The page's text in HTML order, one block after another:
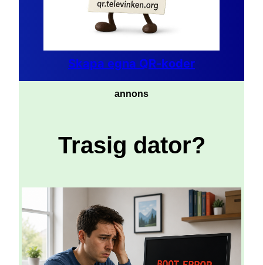
Skapa egna QR-koder
annons
Trasig dator?